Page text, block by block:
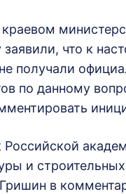
заявили, что к
получали
по данному
Российской
и
в